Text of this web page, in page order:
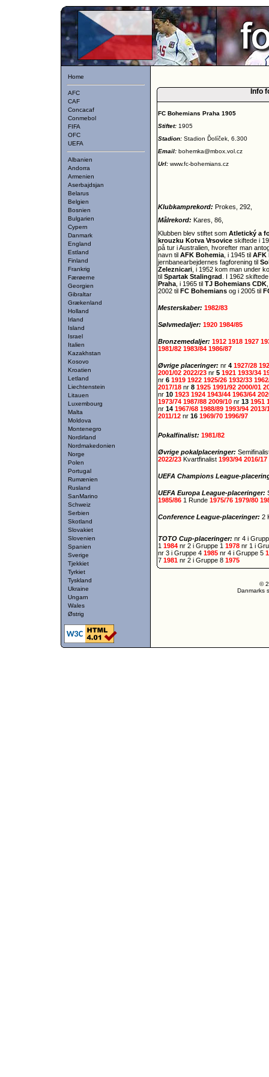
Home
AFC
CAF
Concacaf
Conmebol
FIFA
OFC
UEFA
Albanien
Andorra
Armenien
Aserbajdsjan
Belarus
Belgien
Bosnien
Bulgarien
Cypern
Danmark
England
Estland
Finland
Frankrig
Færøerne
Georgien
Gibraltar
Grækenland
Holland
Irland
Island
Israel
Italien
Kazakhstan
Kosovo
Kroatien
Letland
Liechtenstein
Litauen
Luxembourg
Malta
Moldova
Montenegro
Nordirland
Nordmakedonien
Norge
Polen
Portugal
Rumænien
Rusland
SanMarino
Schweiz
Serbien
Skotland
Slovakiet
Slovenien
Spanien
Sverige
Tjekkiet
Tyrkiet
Tyskland
Ukraine
Ungarn
Wales
Østrig
Info
FC Bohemians Praha 1905
Stiftet: 1905
Stadion: Stadion Ďolíček, 6.300
Email: bohemka@mbox.vol.cz
Url: www.fc-bohemians.cz
Klubkamprekord: Prokes, 292,
Målrekord: Kares, 86,
Klubben blev stiftet som Atletický a
krouzku Kotva Vrsovice skiftede i
på tur i Australien, hvorefter man
navn til AFK Bohemia , i 1945 til AFK
jernbanearbejdernes fagforening til
Zeleznicari , i 1952 kom man under
til Spartak Stalingrad . I 1962
Praha , i 1965 til TJ Bohemians CDK
2002 til FC Bohemians og i 2005 til
Mesterskaber: 1982/83
Sølvmedaljer: 1920 1984/85
Bronzemedaljer: 1912 1918 1927
1981/82 1983/84 1986/87
Øvrige placeringer: nr 4 1927/28
2001/02 2022/23 nr 5 1921 1933/34
nr 6 1919 1922 1925/26 1932/33
2017/18 nr 8 1925 1991/92 2000/01
nr 10 1923 1924 1943/44 1963/64
1973/74 1987/88 2009/10 nr 13 1951
nr 14 1967/68 1988/89 1993/94 2013/
2011/12 nr 16 1969/70 1996/97
Pokalfinalist: 1981/82
Øvrige pokalplaceringer:
2022/23 Kvartfinalist 1993/94 2016/17
UEFA Champions League-
UEFA Europa League-placeringer:
1985/86 1 Runde 1975/76 1979/80
Conference League-placeringer: 2
TOTO Cup-placeringer: nr 4 i
1 1984 nr 2 i Gruppe 1 1978 nr 1 i
nr 3 i Gruppe 4 1985 nr 4 i Gruppe 5
7 1981 nr 2 i Gruppe 8 1975
©
Danmarks